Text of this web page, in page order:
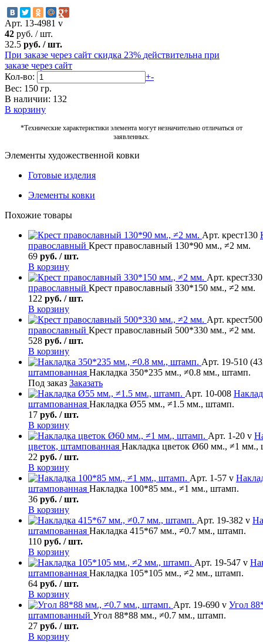
Арт. 13-4981 v
42 руб. /шт.
32.5 руб. /шт.
При заказе через сайт скидка 23% действительна при
заказе через сайт
Кол-во:
+-
Вес: 150 гр.
В наличии: 132
В корзину
*Технические характеристики элемента могут незначительно отличаться от
заявленных.
Элементы художественной ковки
Готовые изделия
Элементы ковки
Похожие товары
Арт. крест130
православный Крест православный 130*90 мм., ≠2 мм.
69 руб. / шт.
В корзину
Арт. крест330
православный Крест православный 330*150 мм., ≠2 мм.
122 руб. / шт.
В корзину
Арт. крест500
православный Крест православный 500*330 мм., ≠2 мм.
528 руб. / шт.
В корзину
Арт. 19-510
штампованная Накладка 350*235 мм., ≠0.8 мм., штамп.
Под заказ Заказать
Арт. 10-008
штампованная Накладка Ø55 мм., ≠1.5 мм., штамп.
17 руб. / шт.
В корзину
Арт. 1-20 v
цветок, штампованная Накладка цветок Ø60 мм., ≠1 мм.,
22 руб. / шт.
В корзину
Арт. 1-57 v
штампованная Накладка 100*85 мм., ≠1 мм., штамп.
36 руб. / шт.
В корзину
Арт. 19-382 v
штампованная Накладка 415*67 мм., ≠0.7 мм., штамп.
110 руб. / шт.
В корзину
Арт. 19-547 v
штампованная Накладка 105*105 мм., ≠2 мм., штамп.
64 руб. / шт.
В корзину
Арт. 19-690 v Угол
штампованный Угол 88*88 мм., ≠0.7 мм., штамп.
27 руб. / шт.
В корзину